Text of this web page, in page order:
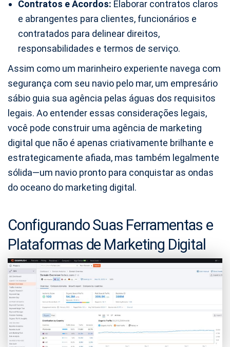
Contratos e Acordos: Elaborar contratos claros
e abrangentes para clientes, funcionários e
contratados para delinear direitos,
responsabilidades e termos de serviço.
Assim como um marinheiro experiente navega com
segurança com seu navio pelo mar, um empresário
sábio guia sua agência pelas águas dos requisitos
legais. Ao entender essas considerações legais,
você pode construir uma agência de marketing
digital que não é apenas criativamente brilhante e
estrategicamente afiada, mas também legalmente
sólida—um navio pronto para conquistar as ondas
do oceano do marketing digital.
Configurando Suas Ferramentas e
Plataformas de Marketing Digital